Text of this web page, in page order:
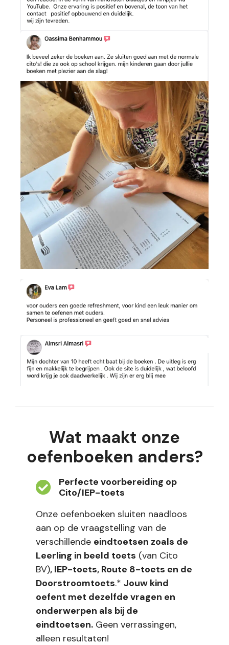
Wat maakt onze
oefenboeken anders?
Perfecte voorbereiding op
Cito/IEP-toets
Onze oefenboeken sluiten naadloos
aan op de vraagstelling van de
verschillende eindtoetsen zoals de
Leerling in beeld toets (van Cito
BV), IEP-toets, Route 8-toets en de
Doorstroomtoets.* Jouw kind
oefent met dezelfde vragen en
onderwerpen als bij de
eindtoetsen. Geen verrassingen,
alleen resultaten!